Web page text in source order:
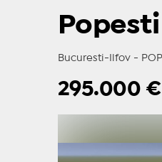
Bucuresti-Ilfov -
295.000 €